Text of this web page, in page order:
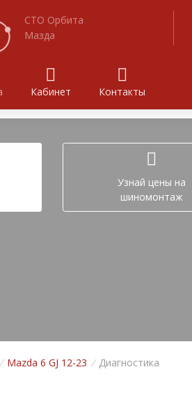
СТО Орбита
Мазда
Кабинет Контакты
Узнай цены на
шиномонтаж
/ Mazda 6 GJ 12-23 / Диагностика